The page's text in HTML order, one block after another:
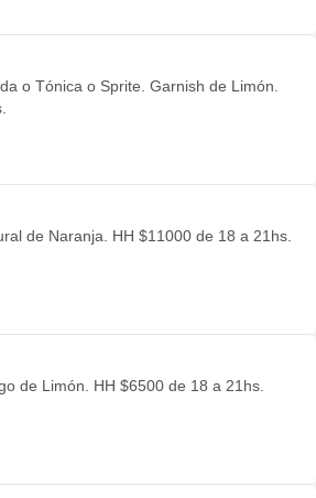
o Tónica o Sprite. Garnish de Limón.
de Naranja. HH $11000 de 18 a 21hs.
de Limón. HH $6500 de 18 a 21hs.